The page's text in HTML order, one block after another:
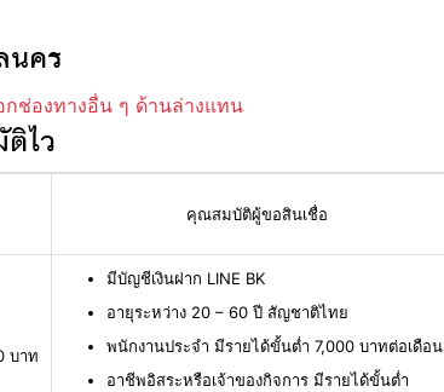
คร
ช่องทางอื่น ๆ ด้านล่างแทน
ไว
คุณสมบัติผู้ขอสินเชื่อ
บาท
มีบัญชีเงินฝาก LINE BK
อายุระหว่าง 20 – 60 ปี สัญชาติไทย
พนักงานประจำ มีรายได้ขั้นต่ำ 7,000 บาทต่อเดือน
อาชีพอิสระหรือเจ้าของกิจการ มีรายได้ขั้นต่ำ